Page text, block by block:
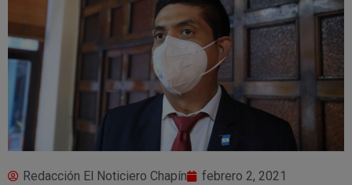
Redacción El Noticiero Chapín
febrero 2, 2021